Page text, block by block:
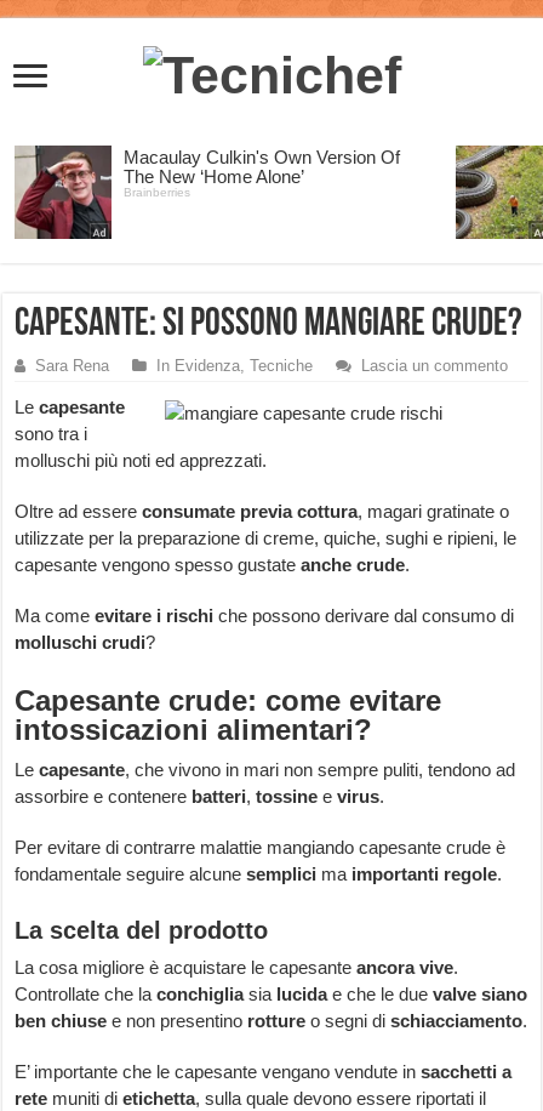
Capesante: si possono mangiare crude?
Sara Rena In Evidenza,Tecniche Lascia un commento
Lecapesante
sono tra i
molluschi più noti ed apprezzati.
Oltre ad essereconsumate previa cottura, magari gratinate o
utilizzate per la preparazione di creme, quiche, sughi e ripieni, le
capesante vengono spesso gustateanche crude.
Ma come evitare i rischi che possono derivare dal consumo di
molluschi crudi?
Capesante crude: come evitare
intossicazioni alimentari?
Lecapesante, che vivono in mari non sempre puliti, tendono ad
assorbire e contenere batteri,tossine evirus.
Per evitare di contrarre malattie mangiando capesante crude è
fondamentale seguire alcunesemplici ma importanti regole.
La scelta del prodotto
La cosa migliore è acquistare le capesanteancora vive.
Controllate che la conchigliasia lucidae che le duevalve siano
ben chiuse e non presentino rotture o segni dischiacciamento.
E’ importante che le capesante vengano vendute insacchetti a
rete muniti dietichetta, sulla quale devono essere riportati il